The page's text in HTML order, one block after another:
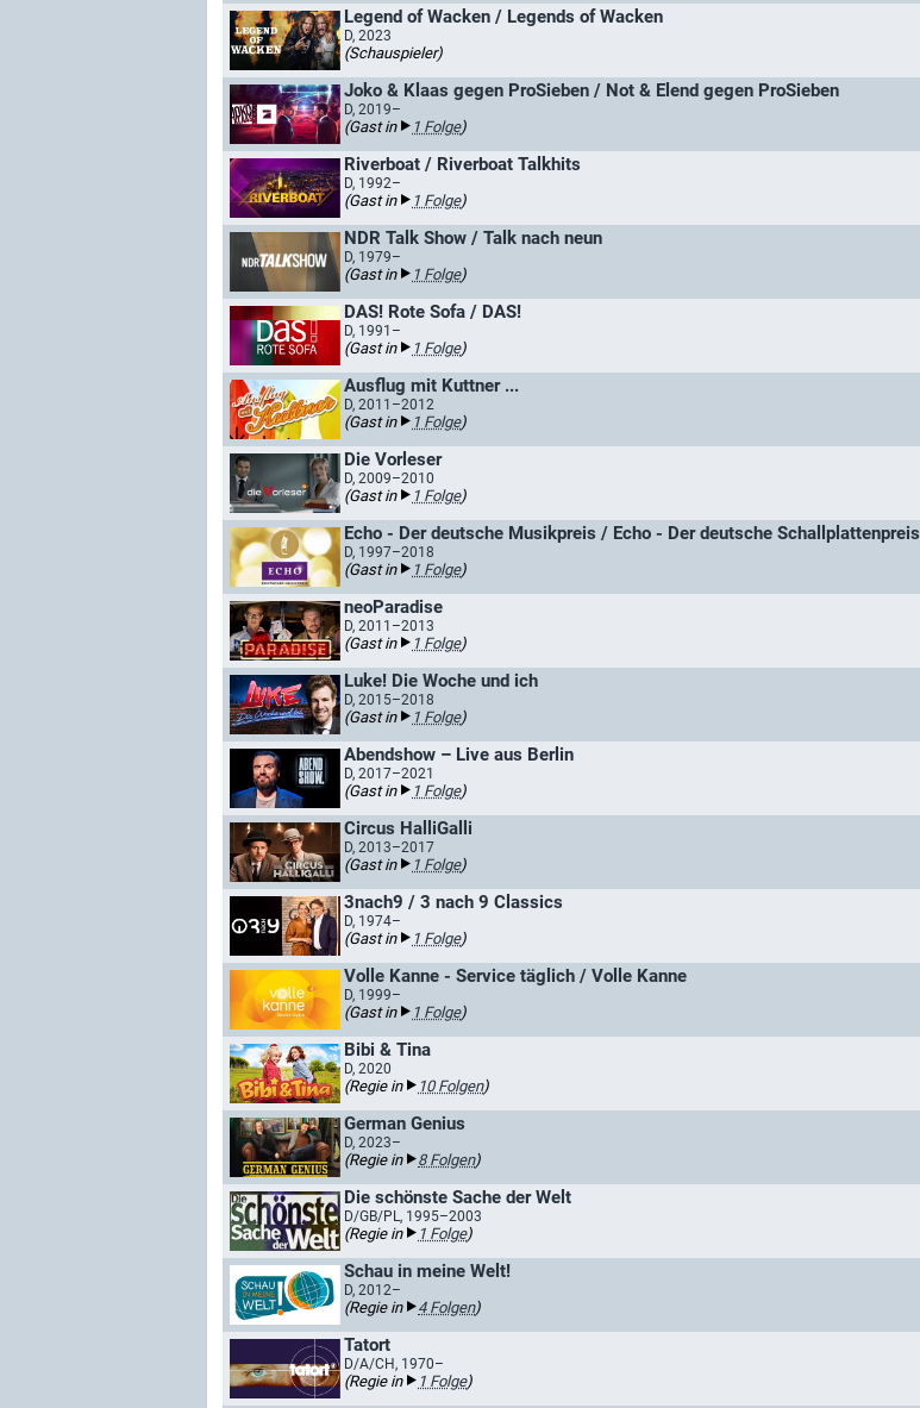
Legend of Wacken / Legends of Wacken
D, 2023
(Schauspieler)
Joko & Klaas gegen ProSieben / Not & Elend gegen ProSieben
D, 2019–
(Gast in 1 Folge)
Riverboat / Riverboat Talkhits
D, 1992–
(Gast in 1 Folge)
NDR Talk Show / Talk nach neun
D, 1979–
(Gast in 1 Folge)
DAS! Rote Sofa / DAS!
D, 1991–
(Gast in 1 Folge)
Ausflug mit Kuttner ...
D, 2011–2012
(Gast in 1 Folge)
Die Vorleser
D, 2009–2010
(Gast in 1 Folge)
Echo - Der deutsche Musikpreis / Echo - Der deutsche Schallplattenpreis
D, 1997–2018
(Gast in 1 Folge)
neoParadise
D, 2011–2013
(Gast in 1 Folge)
Luke! Die Woche und ich
D, 2015–2018
(Gast in 1 Folge)
Abendshow – Live aus Berlin
D, 2017–2021
(Gast in 1 Folge)
Circus HalliGalli
D, 2013–2017
(Gast in 1 Folge)
3nach9 / 3 nach 9 Classics
D, 1974–
(Gast in 1 Folge)
Volle Kanne - Service täglich / Volle Kanne
D, 1999–
(Gast in 1 Folge)
Bibi & Tina
D, 2020
(Regie in 10 Folgen)
German Genius
D, 2023–
(Regie in 8 Folgen)
Die schönste Sache der Welt
D/GB/PL, 1995–2003
(Regie in 1 Folge)
Schau in meine Welt!
D, 2012–
(Regie in 4 Folgen)
Tatort
D/A/CH, 1970–
(Regie in 1 Folge)